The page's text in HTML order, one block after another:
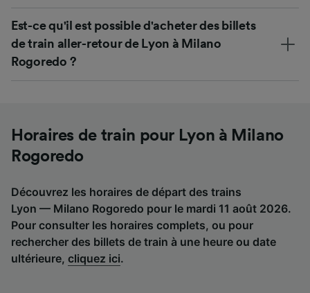
Est-ce qu'il est possible d'acheter des billets
de train aller-retour de Lyon à Milano
Rogoredo ?
Horaires de train pour Lyon à Milano
Rogoredo
Découvrez les horaires de départ des trains
Lyon — Milano Rogoredo pour le mardi 11 août 2026.
Pour consulter les horaires complets, ou pour
rechercher des billets de train à une heure ou date
ultérieure, cliquez ici.